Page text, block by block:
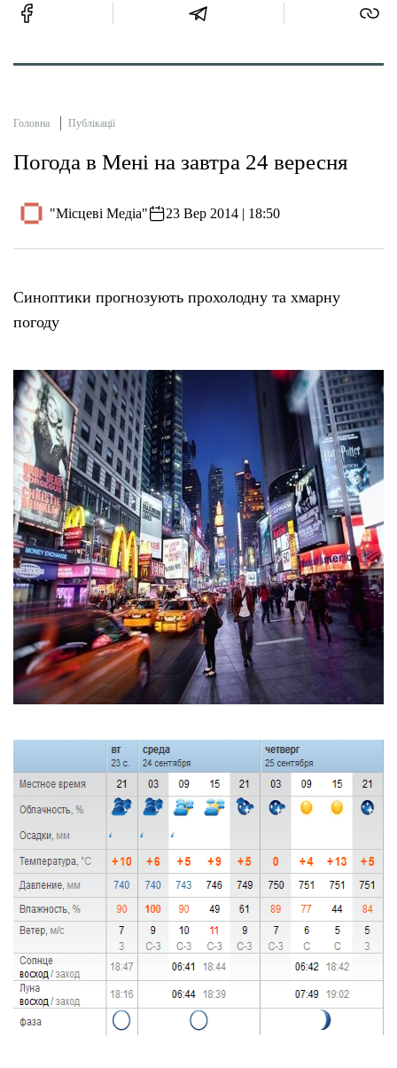
Головна Публікації
Погода в Мені на завтра 24 вересня
"Місцеві Медіа" 23 Вер 2014 | 18:50
Синоптики прогнозують прохолодну та хмарну
погоду